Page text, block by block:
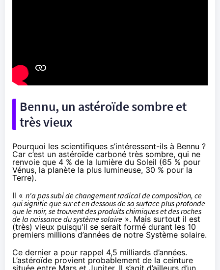
Bennu, un astéroïde sombre et
très vieux
Pourquoi les scientifiques s’intéressent-ils à Bennu ?
Car c’est un astéroïde carboné très sombre, qui ne
renvoie que 4 % de la lumière du Soleil (65 % pour
Vénus, la planète la plus lumineuse, 30 % pour la
Terre).
Il « n'a pas subi de changement radical de composition, ce
qui signifie que sur et en dessous de sa surface plus profonde
que le noir, se trouvent des produits chimiques et des roches
de la naissance du système solaire ». Mais surtout il est
(très) vieux puisqu'il se serait formé durant les 10
premiers millions d’années de notre Système solaire.
Ce dernier a pour rappel 4,5 milliards d’années.
L’astéroïde provient probablement de la ceinture